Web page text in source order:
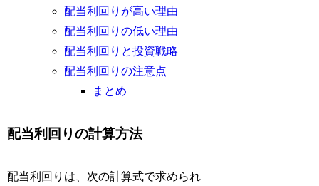
配当利回りが高い理由
配当利回りの低い理由
配当利回りと投資戦略
配当利回りの注意点
まとめ
配当利回りの計算方法
配当利回りは、次の計算式で求められ